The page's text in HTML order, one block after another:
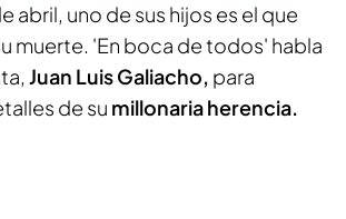
abril, uno de sus hijos es el que
muerte. 'En boca de todos' habla
Juan Luis Galiacho, para
de su millonaria herencia.